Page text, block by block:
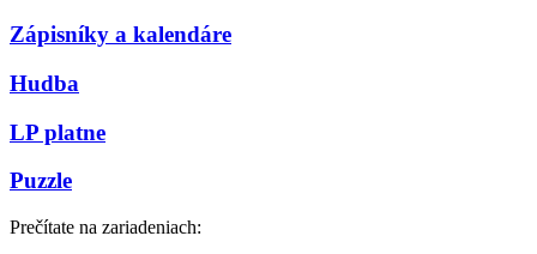
Zápisníky a kalendáre
Hudba
LP platne
Puzzle
Prečítate na zariadeniach: